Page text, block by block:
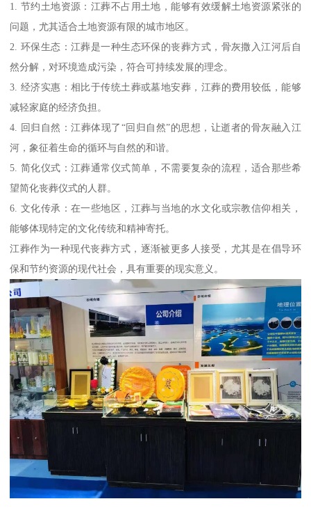
1. 节约土地资源：江葬不占用土地，能够有效缓解土地资源紧张的
问题，尤其适合土地资源有限的城市地区。
2. 环保生态：江葬是一种生态环保的丧葬方式，骨灰撒入江河后自
然分解，对环境造成污染，符合可持续发展的理念。
3. 经济实惠：相比于传统土葬或墓地安葬，江葬的费用较低，能够
减轻家庭的经济负担。
4. 回归自然：江葬体现了“回归自然”的思想，让逝者的骨灰融入江
河，象征着生命的循环与自然的和谐。
5. 简化仪式：江葬通常仪式简单，不需要复杂的流程，适合那些希
望简化丧葬仪式的人群。
6. 文化传承：在一些地区，江葬与当地的水文化或宗教信仰相关，
能够体现特定的文化传统和精神寄托。
江葬作为一种现代丧葬方式，逐渐被更多人接受，尤其是在倡导环
保和节约资源的现代社会，具有重要的现实意义。